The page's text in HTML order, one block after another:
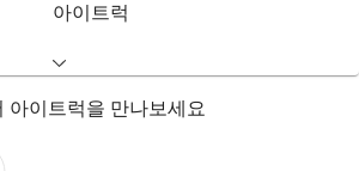
아이트럭
아이트럭을 만나보세요